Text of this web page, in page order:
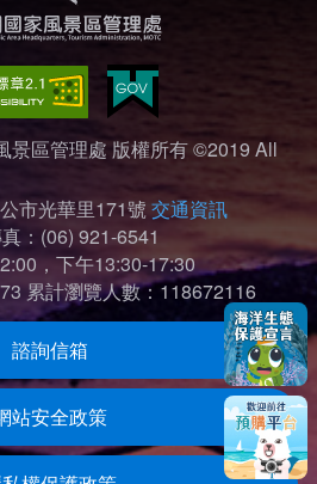
景區管理處 版權所有 ©2019 All
市光華里171號 交通資訊
：(06) 921-6541
，下午13:30-17:30
累計瀏覽人數：118672116
諮詢信箱
站安全政策